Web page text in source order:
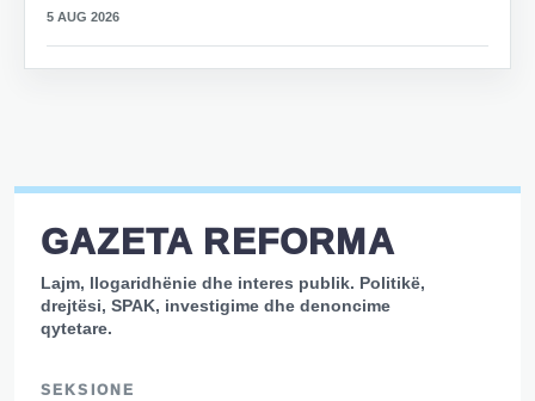
5 AUG 2026
GAZETA REFORMA
Lajm, llogaridhënie dhe interes publik. Politikë,
drejtësi, SPAK, investigime dhe denoncime
qytetare.
SEKSIONE